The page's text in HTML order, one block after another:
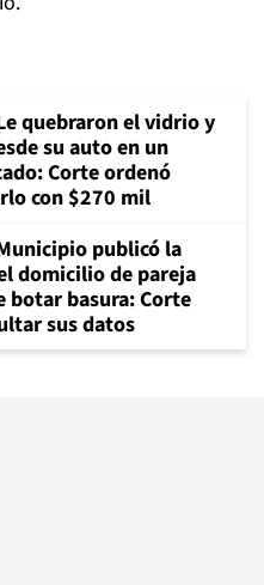
quebraron el vidrio y
su auto en un
Corte ordenó
con $270 mil
publicó la
domicilio de pareja
botar basura: Corte
sus datos